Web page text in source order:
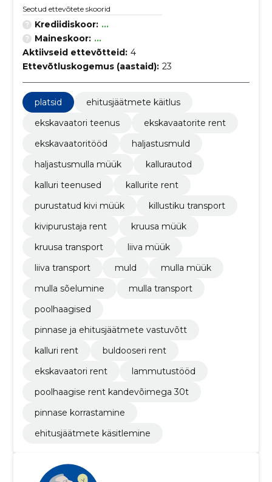
Seotud ettevõtete skoorid
Krediidiskoor: ...
Maineskoor: ...
Aktiivseid ettevõtteid: 4
Ettevõtluskogemus (aastaid): 23
platsid
ehitusjäätmete käitlus
ekskavaatori teenus
ekskavaatorite rent
ekskavaatoritööd
haljastusmuld
haljastusmulla müük
kallurautod
kalluri teenused
kallurite rent
purustatud kivi müük
killustiku transport
kivipurustaja rent
kruusa müük
kruusa transport
liiva müük
liiva transport
muld
mulla müük
mulla sõelumine
mulla transport
poolhaagised
pinnase ja ehitusjäätmete vastuvõtt
kalluri rent
buldooseri rent
ekskavaatori rent
lammutustööd
poolhaagise rent kandevõimega 30t
pinnase korrastamine
ehitusjäätmete käsitlemine